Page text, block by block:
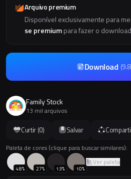
Curtir (0) Salvar
Paleta de cores (clique para buscar similares):
48% 27% 13% 10%
Ver paleta
Arquivo premium
Disponível exclusivamente para
se premiumpara fazer o
Download (
Family Stock
13 mil arquivos